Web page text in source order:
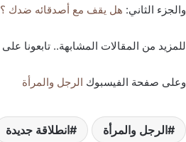
والجزء الثاني: هل يقف مع أصدقائه ضدك ؟
للمزيد من المقالات المشابهة.. تابعونا على
وعلى صفحة الفيسبوك الرجل والمرأة
الرجل والمرأة انطلاقة جديدة